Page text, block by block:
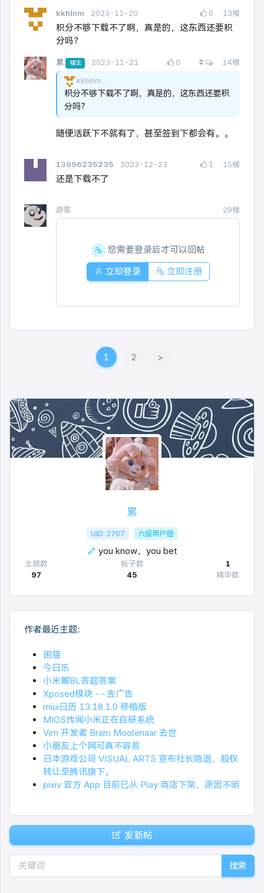
kkhlnm 2023-11-20 0 13楼
积分不够下载不了啊，真是的，这东西还要积
分吗？
累 楼主 2023-11-21 0 查看所有回复
14楼
kkhlnm
积分不够下载不了啊，真是的，这东西还要积
分吗？
随便活跃下不就有了，甚至签到下都会有。。
13096235235 2023-12-23 1 15楼
还是下载不了
游客 29楼
您需要登录后才可以回帖
立即登录
立即注册
1 2 >
累
UID: 2707 六级用户组
you know，you bet
主题数
97
帖子数
45
1
精华数
作者最近主题：
困猫
今日乐
小米解BL答题答案
Xposed模块 --去广告
miui日历 13.18.1.0 移植版
MIOS传闻小米正在自研系统
Vim 开发者 Bram Moolenaar 去世
小朋友上个网可真不容易
日本游戏公司 VISUAL ARTS 宣布社长隐退，股权
转让至腾讯旗下。
pixiv 官方 App 目前已从 Play 商店下架，原因不明
发新帖
搜索